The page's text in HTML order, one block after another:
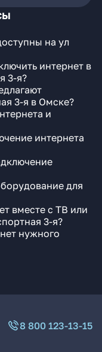
на ул
интернет в
3-я?
3-я в Омске?
и
интернета
для
вместе с ТВ или
3-я?
нужного
8 800 123-13-15